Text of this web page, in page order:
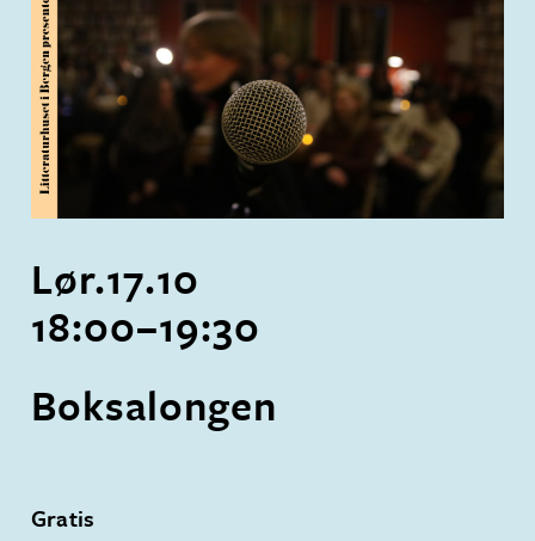
Lør.17.10
18:00–19:30
Boksalongen
Gratis